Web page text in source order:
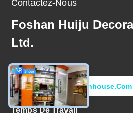
Contactez-Nous
Foshan Huiju
Ltd.
E-Mail
Ryanho@fs-Sunhouse.com
Temps De Travail